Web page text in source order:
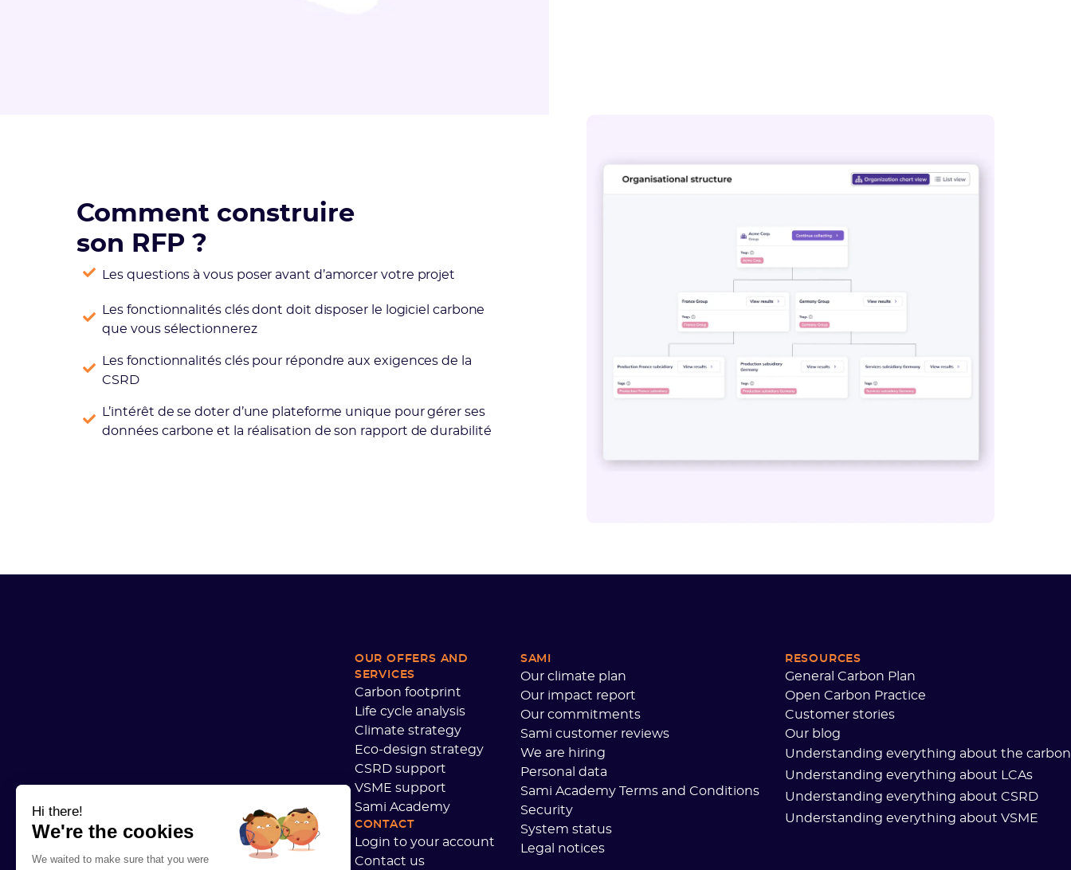
Comment construire
son RFP ?
Les questions à vous poser avant d’amorcer votre projet
Les fonctionnalités clés dont doit disposer le logiciel carbone
que vous sélectionnerez
Les fonctionnalités clés pour répondre aux exigences de la
CSRD
L’intérêt de se doter d’une plateforme unique pour gérer ses
données carbone et la réalisation de son rapport de durabilité
OUR OFFERS AND
SERVICES
Carbon footprint
Life cycle analysis
Climate strategy
Eco-design strategy
CSRD support
VSME support
Sami Academy
CONTACT
Login to your account
Contact us
SAMI
Our climate plan
Our impact report
Our commitments
Sami customer reviews
We are hiring
Personal data
Sami Academy Terms and Conditions
Security
System status
Legal notices
RESOURCES
General Carbon Plan
Open Carbon Practice
Customer stories
Our blog
Understanding everything about the
Understanding everything about LCAs
Understanding everything about CSRD
Understanding everything about VSME
Hi there!
We're the cookies
We waited to make sure that you were